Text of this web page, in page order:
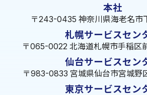
本社
〒243-0435 神奈川県海老名市
札幌サービスセン
〒065-0022 北海道札幌市手稲区
仙台サービスセン
〒983-0833 宮城県仙台市宮城野
東京サービスセン